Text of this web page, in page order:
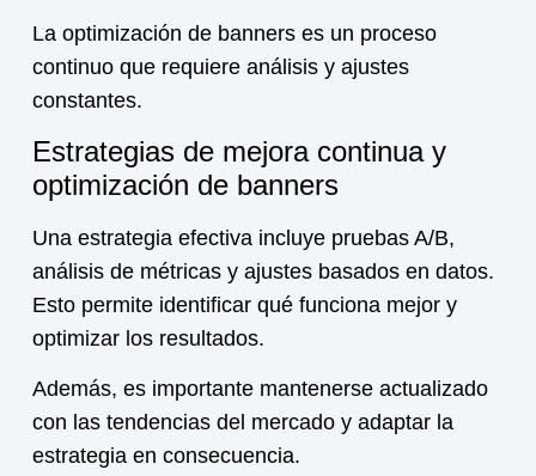
La optimización de banners es un proceso
continuo que requiere análisis y ajustes
constantes.
Estrategias de mejora continua y
optimización de banners
Una estrategia efectiva incluye pruebas A/B,
análisis de métricas y ajustes basados en datos.
Esto permite identificar qué funciona mejor y
optimizar los resultados.
Además, es importante mantenerse actualizado
con las tendencias del mercado y adaptar la
estrategia en consecuencia.